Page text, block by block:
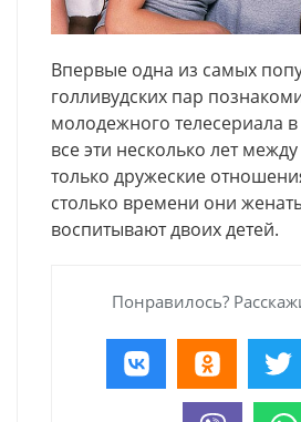
Впервые одна из самых
голливудских пар
молодежного телесериала
все эти несколько лет
только дружеские
столько времени они
воспитывают двоих детей.
Понравилось?